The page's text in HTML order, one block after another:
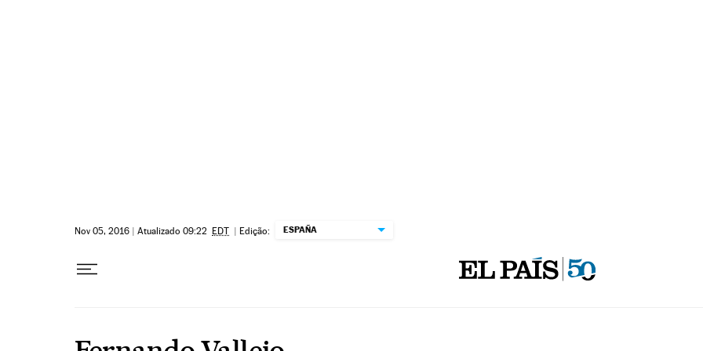
Nov 05, 2016 | Atualizado 09:22 EDT | Edição: ESPAÑA